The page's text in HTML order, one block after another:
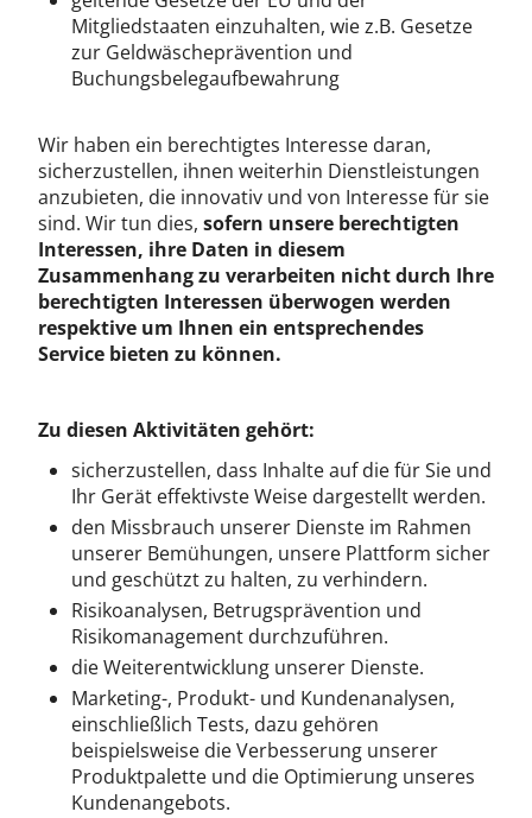
Mitgliedstaaten einzuhalten, wie z.B. Gesetze
zur Geldwäscheprävention und
Buchungsbelegaufbewahrung
Wir haben ein berechtigtes Interesse daran,
sicherzustellen, ihnen weiterhin Dienstleistungen
anzubieten, die innovativ und von Interesse für sie
sind. Wir tun dies, sofern unsere berechtigten
Interessen, ihre Daten in diesem
Zusammenhang zu verarbeiten nicht durch Ihre
berechtigten Interessen überwogen werden
respektive um Ihnen ein entsprechendes
Service bieten zu können.
Zu diesen Aktivitäten gehört:
sicherzustellen, dass Inhalte auf die für Sie und
Ihr Gerät effektivste Weise dargestellt werden.
den Missbrauch unserer Dienste im Rahmen
unserer Bemühungen, unsere Plattform sicher
und geschützt zu halten, zu verhindern.
Risikoanalysen, Betrugsprävention und
Risikomanagement durchzuführen.
die Weiterentwicklung unserer Dienste.
Marketing-, Produkt- und Kundenanalysen,
einschließlich Tests, dazu gehören
beispielsweise die Verbesserung unserer
Produktpalette und die Optimierung unseres
Kundenangebots.